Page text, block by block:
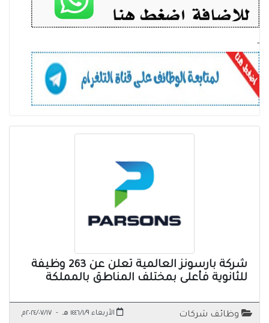
-
شركة بارسونز العالمية تعلن عن 263 وظيفة
للثانوية فأعلى بمختلف المناطق بالمملكة
وظائف شركات الأربعاء ١٤٤٦/١/٩ هـ - ٢٠٢٤/٠٧/١٧م